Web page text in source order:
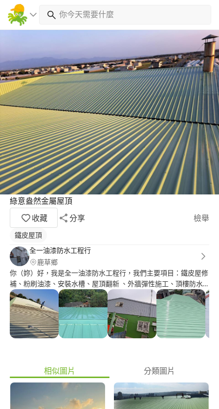
綠意盎然金屬屋頂
收藏
分享 檢舉
鐵皮屋頂
全一油漆防水工程行
鹿草鄉
你（妳）好，我是全一油漆防水工程行，我們主要項目：鐵皮屋修
補、粉刷油漆、安裝水槽、屋頂翻新 、外牆彈性施工、頂樓防水
PU、屋頂除繡翻新，我們採取免費到府勘查、估價，希望能為你
們服務
相似圖片 分類圖片